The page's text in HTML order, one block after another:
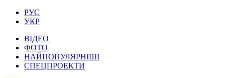
РУС
УКР
ВІДЕО
ФОТО
НАЙПОПУЛЯРНІШІ
СПЕЦПРОЕКТИ